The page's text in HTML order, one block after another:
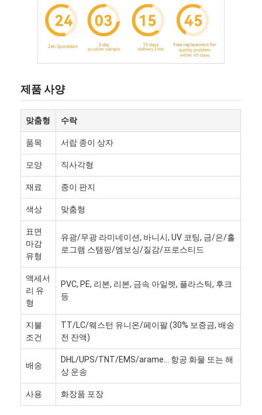
홈
제품
우리 에 관한 것
공장 투어
품질 관리
저희와 연락
뉴스
포장 상자 인쇄
전자 제품 포장 상자
종이 선물 가방
엄격한 선물 상자
제품 사양
맞춤형 수락
품목 서랍 종이 상자
모양 직사각형
재료 종이 판지
색상 맞춤형
표면
마감
유형
유광/무광 라미네이션, 바니시, UV 코팅, 금/은/홀
로그램 스탬핑/엠보싱/질감/프로스티드
액세서
리 유
형
PVC, PE, 리본, 리본, 금속 아일렛, 플라스틱, 후크
등
지불
조건
TT/LC/웨스턴 유니온/페이팔 (30% 보증금, 배송
전 잔액)
배송
DHL/UPS/TNT/EMS/arame... 항공 화물 또는 해
상 운송
사용 화장품 포장